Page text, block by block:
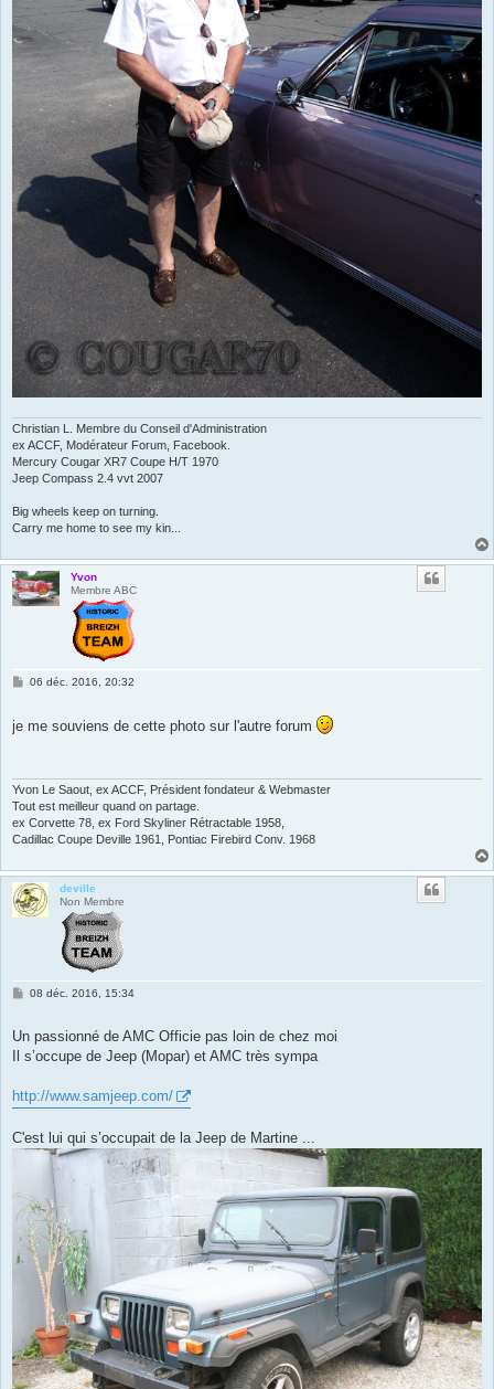
Christian L. Membre du Conseil d'Administration
ex ACCF, Modérateur Forum, Facebook.
Mercury Cougar XR7 Coupe H/T 1970
Jeep Compass 2.4 vvt 2007
Big wheels keep on turning.
Carry me home to see my kin...
Yvon
Membre ABC
M
a
06 déc. 2016, 20:32
je me souviens de cette photo sur l'autre forum
Yvon Le Saout, ex ACCF, Président fondateur & Webmaster
Tout est meilleur quand on partage.
ex Corvette 78, ex Ford Skyliner Rétractable 1958,
Cadillac Coupe Deville 1961, Pontiac Firebird Conv. 1968
deville
Non Membre
M
s
a
g
08 déc. 2016, 15:34
Un passionné de AMC Officie pas loin de chez moi
Il s’occupe de Jeep (Mopar) et AMC très sympa
http://www.samjeep.com/
C'est lui qui s’occupait de la Jeep de Martine ...